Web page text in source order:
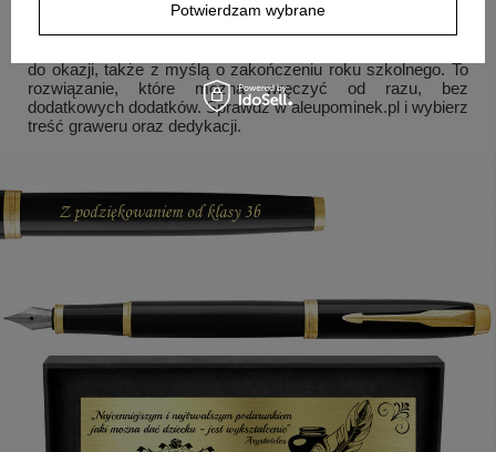
połączyć funkcję pióra wiecznego z personalizacją. Czarny
Parker IM GT podkreśla formalny charakter, a grawer na
do okazji, także z myślą o zakończeniu roku szkolnego. To
rozwiązanie, które można wręczyć od razu, bez
dodatkowych dodatków. Sprawdź w aleupominek.pl i wybierz
treść graweru oraz dedykacji.
Potwierdzam wybrane